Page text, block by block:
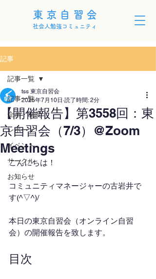
東京自習会
社会人勉強コミュニティ
記事
記事一覧
企画・制度
レポート
イベント
サークル
お知らせ
記事一覧
【開催報告】第3558回：東
京自習会（7/3）@Zoom
Meetings
tss 東京自習会
2025年7月10日 読了時間: 2分
こんにちは！
コミュニティマネージャーの古岩井で
す(^▽^)/
本日の東京自習会（オンライン自習
会）の開催報告を致します。
目次